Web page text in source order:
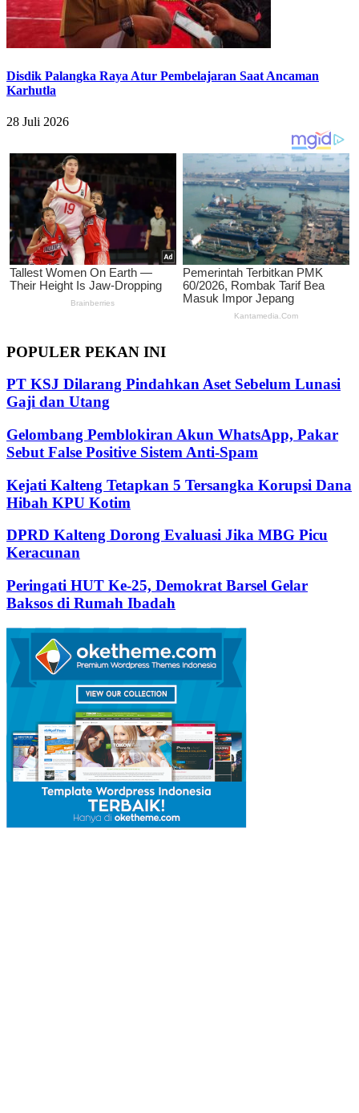
Disdik Palangka Raya Atur Pembelajaran Saat Ancaman
Karhutla
28 Juli 2026
POPULER PEKAN INI
PT KSJ Dilarang Pindahkan Aset Sebelum Lunasi
Gaji dan Utang
Gelombang Pemblokiran Akun WhatsApp, Pakar
Sebut False Positive Sistem Anti-Spam
Kejati Kalteng Tetapkan 5 Tersangka Korupsi Dana
Hibah KPU Kotim
DPRD Kalteng Dorong Evaluasi Jika MBG Picu
Keracunan
Peringati HUT Ke-25, Demokrat Barsel Gelar
Baksos di Rumah Ibadah